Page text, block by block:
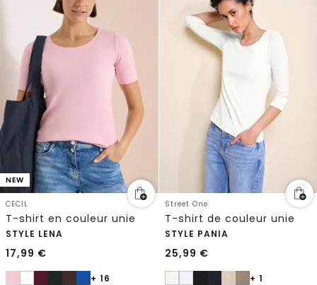
NEW
CECIL
T-shirt en couleur unie
STYLE LENA
17,99 €
+ 16
Street One
T-shirt de couleur unie
STYLE PANIA
25,99 €
+ 1